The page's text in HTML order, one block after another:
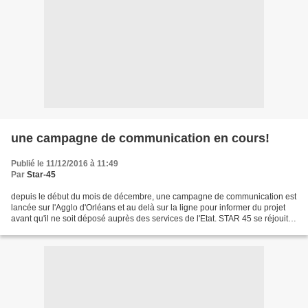
une campagne de communication en cours!
Publié le 11/12/2016 à 11:49
Par Star-45
depuis le début du mois de décembre, une campagne de communication est
lancée sur l'Agglo d'Orléans et au delà sur la ligne pour informer du projet
avant qu'il ne soit déposé auprès des services de l'Etat. STAR 45 se réjouit